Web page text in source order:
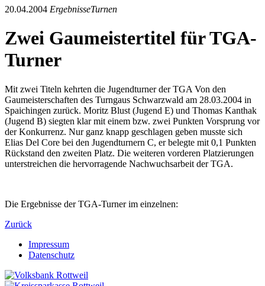
20.04.2004 ErgebnisseTurnen
Zwei Gaumeistertitel für TGA-
Turner
Mit zwei Titeln kehrten die Jugendturner der TGA Von den
Gaumeisterschaften des Turngaus Schwarzwald am 28.03.2004 in
Spaichingen zurück. Moritz Blust (Jugend E) und Thomas Kanthak
(Jugend B) siegten klar mit einem bzw. zwei Punkten Vorsprung vor
der Konkurrenz. Nur ganz knapp geschlagen geben musste sich
Elias Del Core bei den Jugendturnern C, er belegte mit 0,1 Punkten
Rückstand den zweiten Platz. Die weiteren vorderen Platzierungen
unterstreichen die hervorragende Nachwuchsarbeit der TGA.
Die Ergebnisse der TGA-Turner im einzelnen:
Zurück
Impressum
Datenschutz